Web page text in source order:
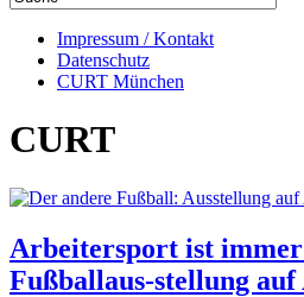
Impressum / Kontakt
Datenschutz
CURT München
CURT
Arbeitersport ist
Fußballaus-stellung auf